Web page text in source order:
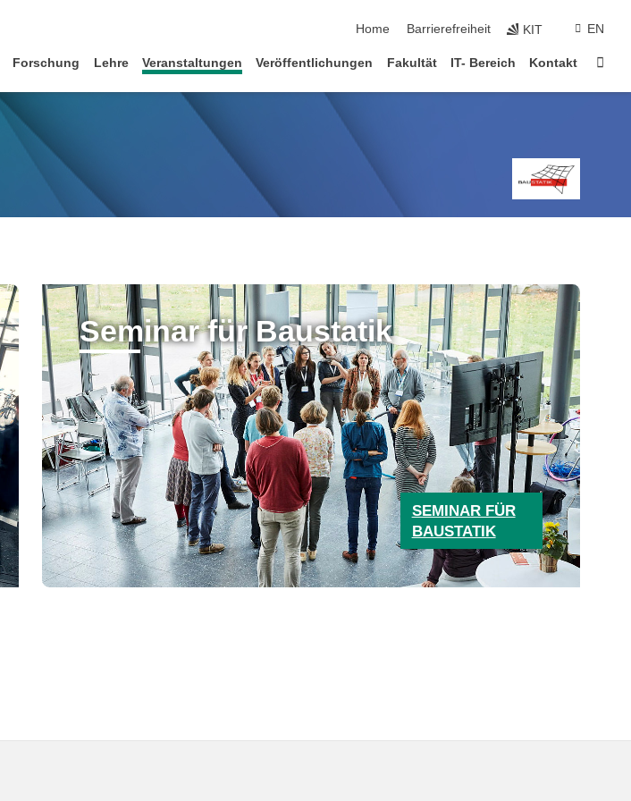
Home
Barrierefreiheit KIT EN
Forschung Lehre Veranstaltungen Veröffentlichungen Fakultät IT- Bereich Kontakt
Seminar für Baustatik
SEMINAR FÜR
BAUSTATIK